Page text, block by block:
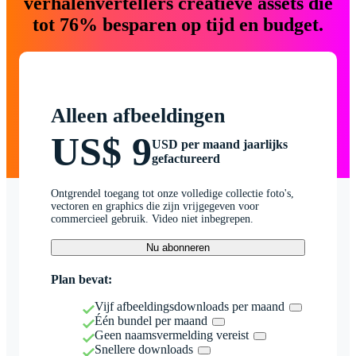
tot 76% besparen op tijd en budget.
Alleen afbeeldingen
US$ 9USD per maand jaarlijks
gefactureerd
Ontgrendel toegang tot onze volledige collectie foto's,
vectoren en graphics die zijn vrijgegeven voor
commercieel gebruik. Video niet inbegrepen.
Nu abonneren
Plan bevat:
Vijf afbeeldingsdownloads per maand
Één bundel per maand
Geen naamsvermelding vereist
Snellere downloads